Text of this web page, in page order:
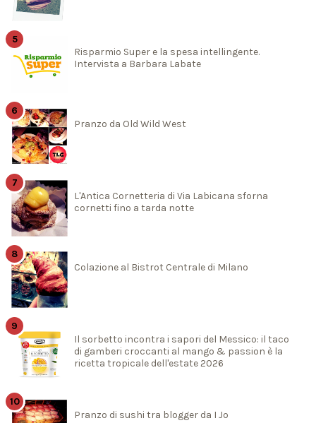
Risparmio Super e la spesa intellingente.
Intervista a Barbara Labate
Pranzo da Old Wild West
L'Antica Cornetteria di Via Labicana sforna
cornetti fino a tarda notte
Colazione al Bistrot Centrale di Milano
Il sorbetto incontra i sapori del Messico: il taco
di gamberi croccanti al mango & passion è la
ricetta tropicale dell'estate 2026
Pranzo di sushi tra blogger da I Jo